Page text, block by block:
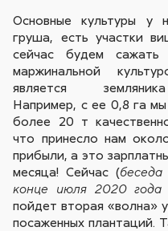
Основные культуры у
груша, есть участки
сейчас будем сажать
маржинальной
является
Например, с ее 0,8 га
более 20 т
что принесло нам
прибыли, а это
месяца! Сейчас (
конце июля 2020 года
пойдет вторая «волна»
посаженных плантаций.